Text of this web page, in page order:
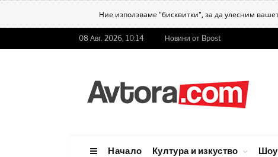
Ние използваме "бисквитки", за да улесним
08 Авг. 2026, 10:14 Новини от Bpost
Начало Култура и изкуство